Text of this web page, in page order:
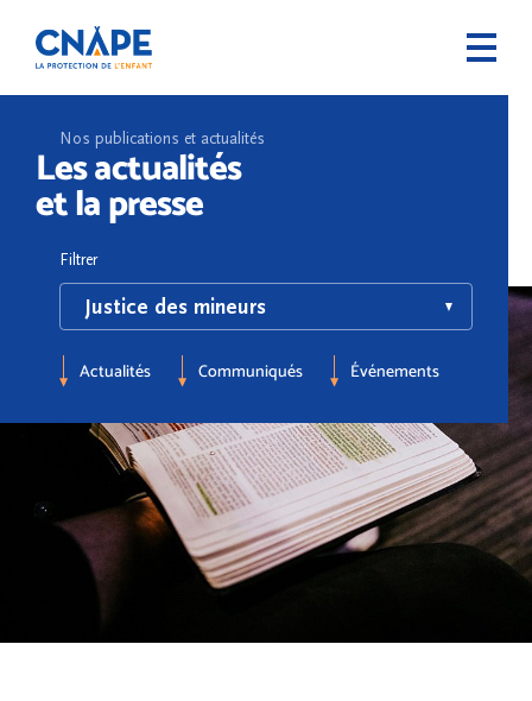
Nos publications et actualités
Les actualités
et la presse
Filtrer
Actualités Communiqués Événements